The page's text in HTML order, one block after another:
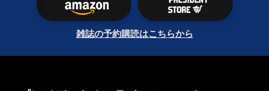
雑誌の予約購読はこちらから